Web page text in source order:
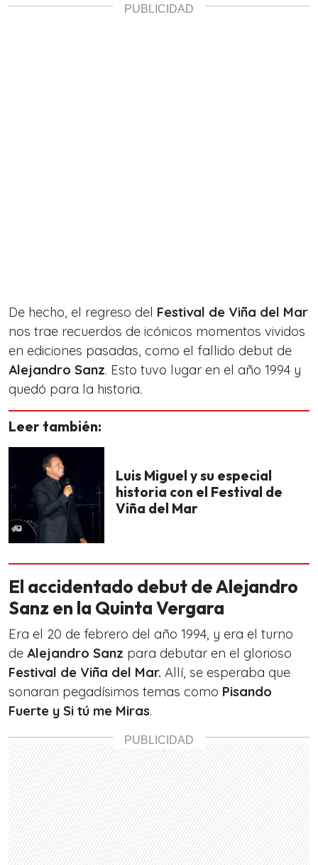
De hecho, el regreso del Festival de Viña del Mar
nos trae recuerdos de icónicos momentos vividos
en ediciones pasadas, como el fallido debut de
Alejandro Sanz. Esto tuvo lugar en el año 1994 y
quedó para la historia.
Leer también:
Luis Miguel y su especial
historia con el Festival de
Viña del Mar
El accidentado debut de Alejandro
Sanz en la Quinta Vergara
Era el 20 de febrero del año 1994, y era el turno
de Alejandro Sanz para debutar en el glorioso
Festival de Viña del Mar. Allí, se esperaba que
sonaran pegadísimos temas como Pisando
Fuerte y Si tú me Miras.